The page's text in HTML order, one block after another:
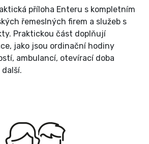
příloha Enteru s kompletním
řemeslných firem a služeb s
Praktickou část doplňují
jako jsou ordinační hodiny
ambulancí, otevírací doba